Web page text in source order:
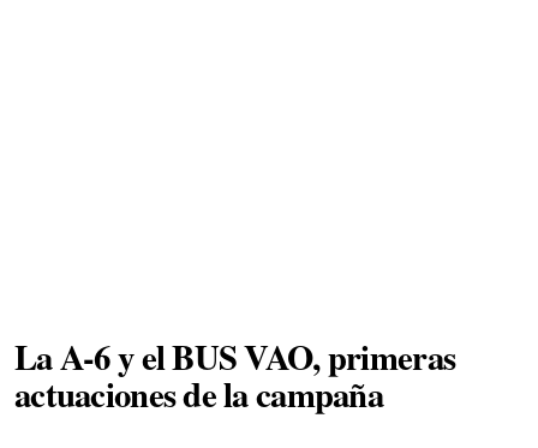
La A-6 y el BUS VAO, primeras
actuaciones de la campaña